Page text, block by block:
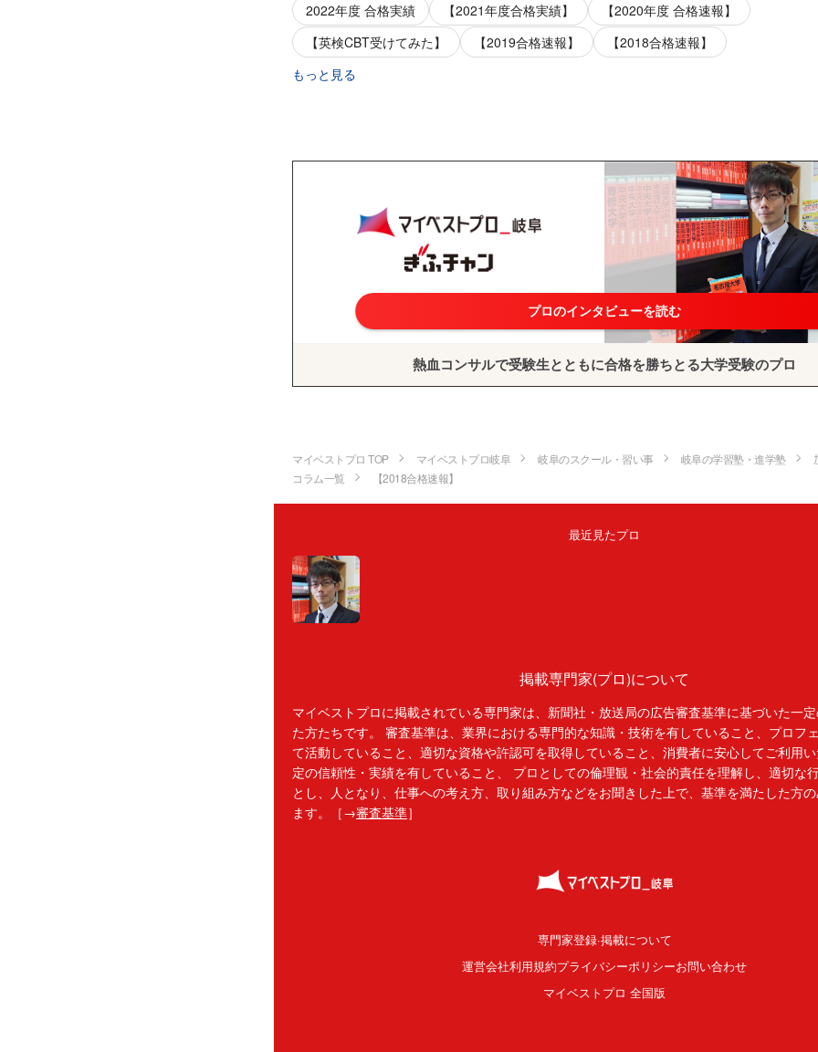
2022年度 合格実績
【2021年度合格実績】
【2020年度 合格速報】
【英検CBT受けてみた】
【2019合格速報】
【2018合格速報】
もっと見る
プロのインタビューを読む
熱血コンサルで受験生とともに合格を勝ちとる大学受験のプロ
マイベストプロ TOP マイベストプロ岐阜 岐阜のスクール・習い事 岐阜の学習塾・進学塾
コラム一覧
【2018合格速報】
最近見たプロ
掲載専門家(プロ)について
マイベストプロに掲載されている専門家は、新聞社・放送局の広告審査基準に基づいた一
た方たちです。 審査基準は、業界における専門的な知識・技術を有していること、プロフ
て活動していること、適切な資格や許認可を取得していること、消費者に安心してご利用
定の信頼性・実績を有していること、 プロとしての倫理観・社会的責任を理解し、適切な
とし、人となり、仕事への考え方、取り組み方などをお聞きした上で、基準を満たした方
ます。［→審査基準］
専門家登録·掲載について
運営会社利用規約プライバシーポリシーお問い合わせ
マイベストプロ 全国版